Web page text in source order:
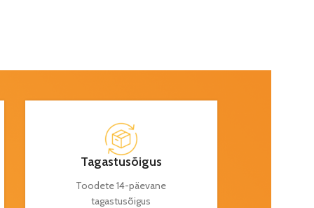
Tagastusõigus
Toodete 14-päevane
tagastusõigus